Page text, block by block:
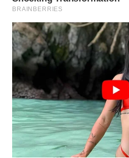
WN
WN
PADANG
LAWAS
WN
SUMEDANG
WN
CIANJUR